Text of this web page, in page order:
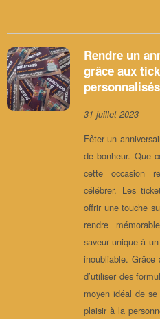
Rendre un
grâce aux
personnalisés
31 juillet 2023
Fêter un
de bonheur. Que
cette occasion
célébrer. Les
offrir une touche
rendre
saveur unique à
inoubliable.
d’utiliser des
moyen idéal de
plaisir à la